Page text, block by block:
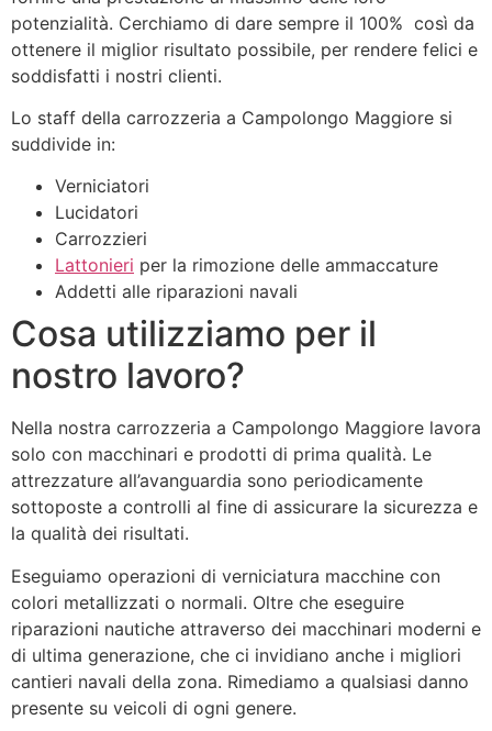
potenzialità. Cerchiamo di dare sempre il 100% così da
ottenere il miglior risultato possibile, per rendere felici e
soddisfatti i nostri clienti.
Lo staff della carrozzeria a Campolongo Maggiore si
suddivide in:
Verniciatori
Lucidatori
Carrozzieri
Lattonieri per la rimozione delle ammaccature
Addetti alle riparazioni navali
Cosa utilizziamo per il
nostro lavoro?
Nella nostra carrozzeria a Campolongo Maggiore lavora
solo con macchinari e prodotti di prima qualità. Le
attrezzature all’avanguardia sono periodicamente
sottoposte a controlli al fine di assicurare la sicurezza e
la qualità dei risultati.
Eseguiamo operazioni di verniciatura macchine con
colori metallizzati o normali. Oltre che eseguire
riparazioni nautiche attraverso dei macchinari moderni e
di ultima generazione, che ci invidiano anche i migliori
cantieri navali della zona. Rimediamo a qualsiasi danno
presente su veicoli di ogni genere.